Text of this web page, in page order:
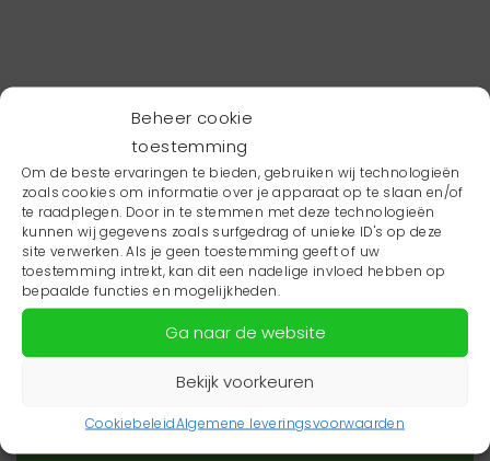
Beheer cookie
toestemming
Om de beste ervaringen te bieden, gebruiken wij technologieën
zoals cookies om informatie over je apparaat op te slaan en/of
te raadplegen. Door in te stemmen met deze technologieën
kunnen wij gegevens zoals surfgedrag of unieke ID's op deze
site verwerken. Als je geen toestemming geeft of uw
toestemming intrekt, kan dit een nadelige invloed hebben op
bepaalde functies en mogelijkheden.
Ga naar de website
Bekijk voorkeuren
CookiebeleidAlgemene leveringsvoorwaarden
Wil je niets missen?
Wil je op de hoogte blijven van het laatste
zorgnieuws in jouw regio? Schrijf je dan in voor
onze nieuwsbrief.